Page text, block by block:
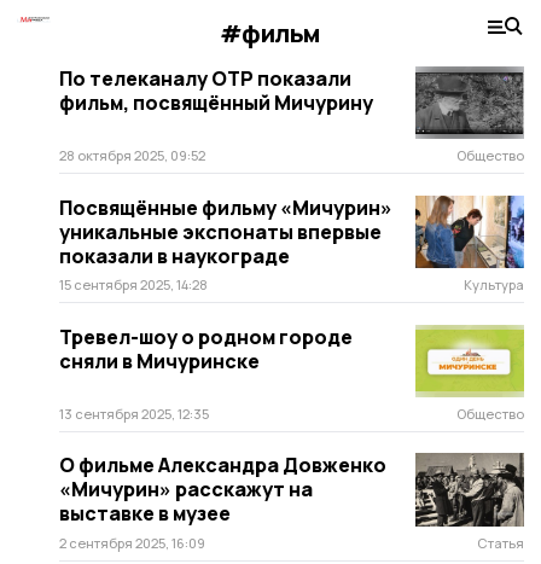
#фильм
По телеканалу ОТР показали
фильм, посвящённый Мичурину
28 октября 2025, 09:52 Общество
Посвящённые фильму «Мичурин»
уникальные экспонаты впервые
показали в наукограде
15 сентября 2025, 14:28 Культура
Тревел-шоу о родном городе
сняли в Мичуринске
13 сентября 2025, 12:35 Общество
О фильме Александра Довженко
«Мичурин» расскажут на
выставке в музее
2 сентября 2025, 16:09 Статья